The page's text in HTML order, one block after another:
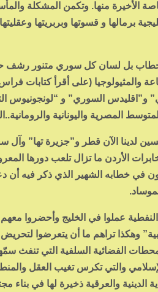
منها. وتكمن المشكلة
برمالها و قسوتها وبربريتها
بل لسان كل سوري متنور رشف
والمثيولوجيا (على أقرأ كتابات
و”اقليدس السوري” و “لونجونيوس
المصرية واليونانية
لدينا الآن قطر و”جزيرة تها” وآل
الأردن ما تزال تلعب دورها
في خطابه الشهير الذي ذكر فيه أن
عملوا في الخليج وأحضروا
وهكذا تراهم ما أن يتعرضوا لتحريض
الفضائية السلفية التي تنفث
والتي تكرس تغيب العقل
والعرقية ذخيرة لها في بناء